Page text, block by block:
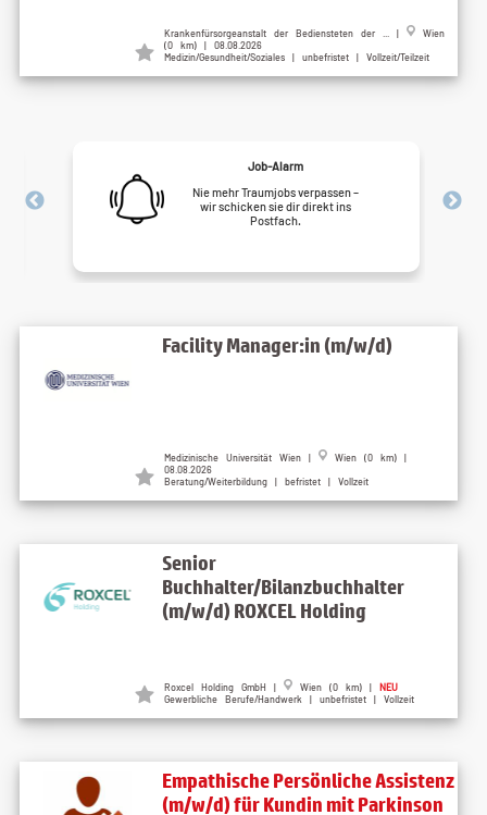
Krankenfürsorgeanstalt der Bediensteten der ... |
Wien
(0 km) | 08.08.2026
Medizin/Gesundheit/Soziales | unbefristet | Vollzeit/Teilzeit
Job-Alarm
Nie mehr Traumjobs verpassen –
wir schicken sie dir direkt ins
Postfach.
Facility Manager:in (m/w/d)
Medizinische Universität Wien |
Wien (0 km) |
08.08.2026
Beratung/Weiterbildung | befristet | Vollzeit
Senior
Buchhalter/Bilanzbuchhalter
(m/w/d) ROXCEL Holding
Roxcel Holding GmbH | Wien (0 km) | NEU
Gewerbliche Berufe/Handwerk | unbefristet | Vollzeit
Empathische Persönliche Assistenz
(m/w/d) für Kundin mit Parkinson